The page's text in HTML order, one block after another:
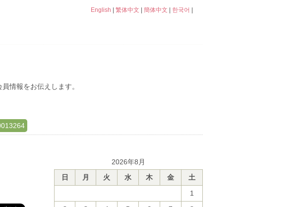
English 繁体中文 簡体中文 한국어
情報をお伝えします。
2026年8月
日
月 火 水 木 金
土
1